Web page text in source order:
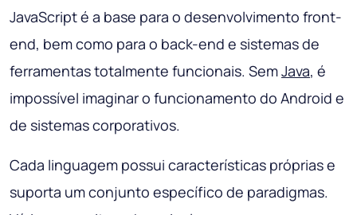
JavaScript é a base para o desenvolvimento front-
end, bem como para o back-end e sistemas de
ferramentas totalmente funcionais. SemJava, é
impossível imaginar o funcionamento do Android e
de sistemas corporativos.
Cada linguagem possui características próprias e
suporta um conjunto específico de paradigmas.